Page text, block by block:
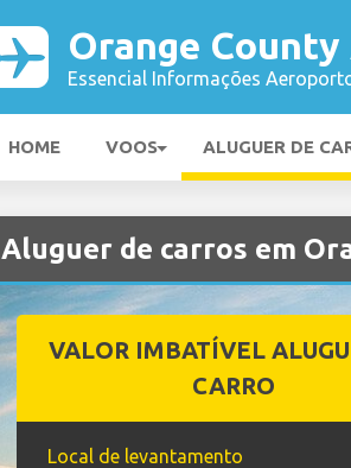
Orange
Essencial Informações
HOME VOOS ALUGUER DE
Aluguer de carros em
VALOR IMBATÍVEL
CARRO
Local de levantamento